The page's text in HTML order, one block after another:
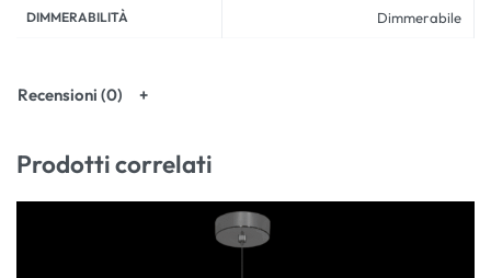
DIMMERABILITÀ Dimmerabile
Recensioni (0)
Prodotti correlati